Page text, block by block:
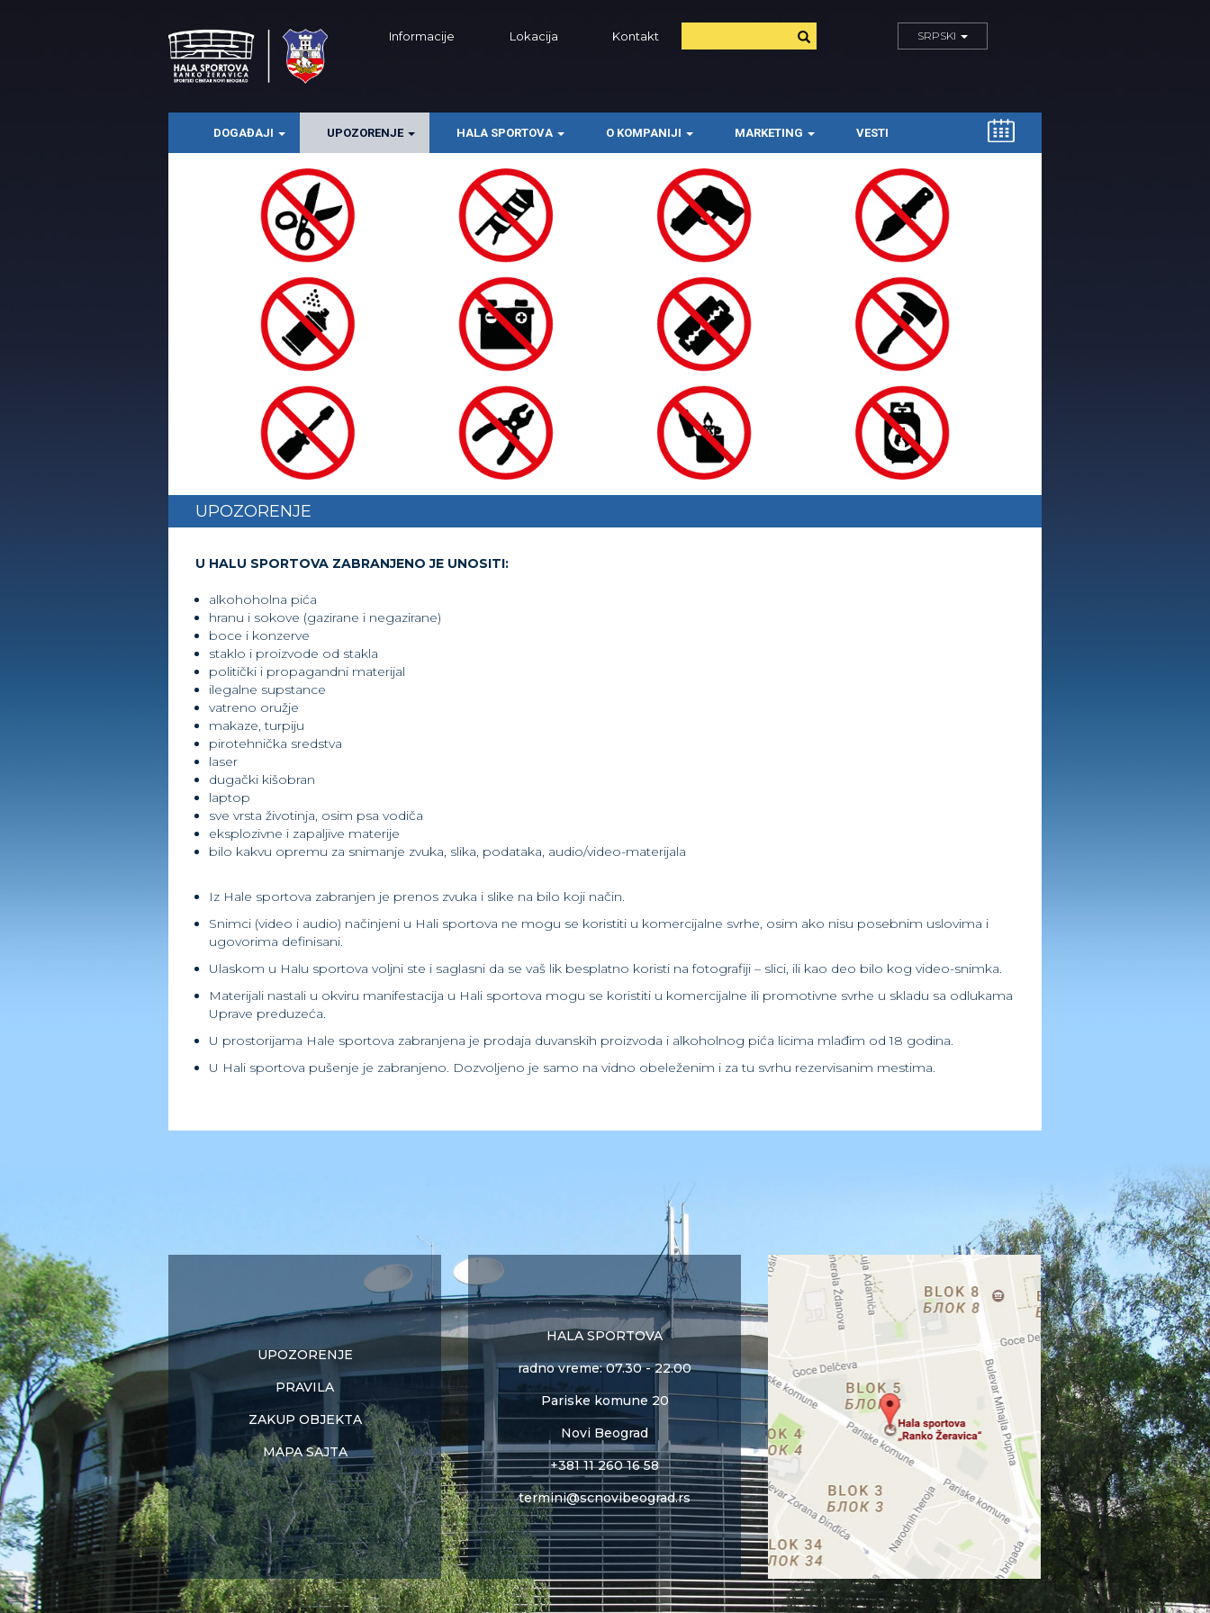
Informacije Lokacija Kontakt SRPSKI
DOGAĐAJI UPOZORENJE HALA SPORTOVA O KOMPANIJI MARKETING VESTI
UPOZORENJE
U HALU SPORTOVA ZABRANJENO JE UNOSITI:
alkohoholna pića
hranu i sokove (gazirane i negazirane)
boce i konzerve
staklo i proizvode od stakla
politički i propagandni materijal
ilegalne supstance
vatreno oružje
makaze, turpiju
pirotehnička sredstva
laser
dugački kišobran
laptop
sve vrsta životinja, osim psa vodiča
eksplozivne i zapaljive materije
bilo kakvu opremu za snimanje zvuka, slika, podataka, audio/video-materijala
Iz Hale sportova zabranjen je prenos zvuka i slike na bilo koji način.
Snimci (video i audio) načinjeni u Hali sportova ne mogu se koristiti u komercijalne svrhe, osim ako nisu posebnim uslovima i
ugovorima definisani.
Ulaskom u Halu sportova voljni ste i saglasni da se vaš lik besplatno koristi na fotografiji – slici, ili kao deo bilo kog video-snimka.
Materijali nastali u okviru manifestacija u Hali sportova mogu se koristiti u komercijalne ili promotivne svrhe u skladu sa odlukama
Uprave preduzeća.
U prostorijama Hale sportova zabranjena je prodaja duvanskih proizvoda i alkoholnog pića licima mlađim od 18 godina.
U Hali sportova pušenje je zabranjeno. Dozvoljeno je samo na vidno obeleženim i za tu svrhu rezervisanim mestima.
UPOZORENJE
PRAVILA
ZAKUP OBJEKTA
MAPA SAJTA
HALA SPORTOVA
radno vreme: 07.30 - 22.00
Pariske komune 20
Novi Beograd
+381 11 260 16 58
termini@scnovibeograd.rs